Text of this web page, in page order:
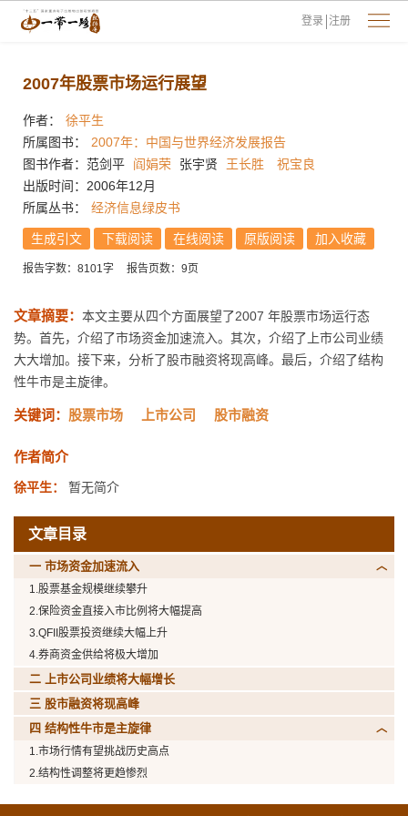
登录 注册
2007年股票市场运行展望
作者：
徐平生
所属图书：
2007年：中国与世界经济发展报告
图书作者：范剑平
阎娟荣 张宇贤 王长胜
祝宝良
出版时间：2006年12月
所属丛书：
经济信息绿皮书
生成引文 下载阅读 在线阅读 原版阅读 加入收藏
报告字数：8101字 报告页数：9页
文章摘要： 本文主要从四个方面展望了2007 年股票市场运行态
势。首先，介绍了市场资金加速流入。其次，介绍了上市公司业绩
大大增加。接下来，分析了股市融资将现高峰。最后，介绍了结构
性牛市是主旋律。
关键词： 股票市场 上市公司 股市融资
作者简介
徐平生： 暂无简介
文章目录
一 市场资金加速流入
1.股票基金规模继续攀升
2.保险资金直接入市比例将大幅提高
3.QFII股票投资继续大幅上升
4.券商资金供给将极大增加
二 上市公司业绩将大幅增长
三 股市融资将现高峰
四 结构性牛市是主旋律
1.市场行情有望挑战历史高点
2.结构性调整将更趋惨烈